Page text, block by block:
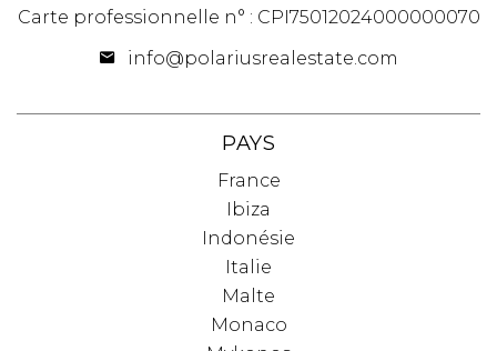
Carte professionnelle n° : CPI75012024000000070
info@polariusrealestate.com
PAYS
France
Ibiza
Indonésie
Italie
Malte
Monaco